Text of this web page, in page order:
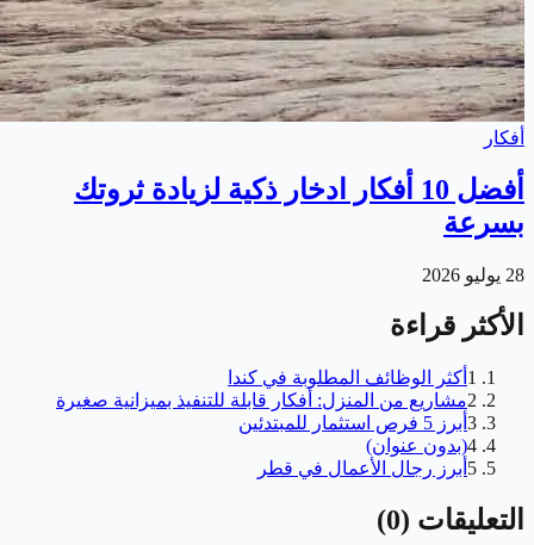
أفكار
أفضل 10 أفكار ادخار ذكية لزيادة ثروتك
بسرعة
28 يوليو 2026
الأكثر قراءة
1 أكثر الوظائف المطلوبة في كندا
2مشاريع من المنزل: أفكار قابلة للتنفيذ بميزانية صغيرة
3 أبرز 5 فرص استثمار للمبتدئين
4(بدون عنوان)
5 أبرز رجال الأعمال في قطر
التعليقات (
0
)